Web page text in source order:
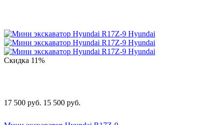
Скидка 11%
17 500 руб. 15 500 руб.